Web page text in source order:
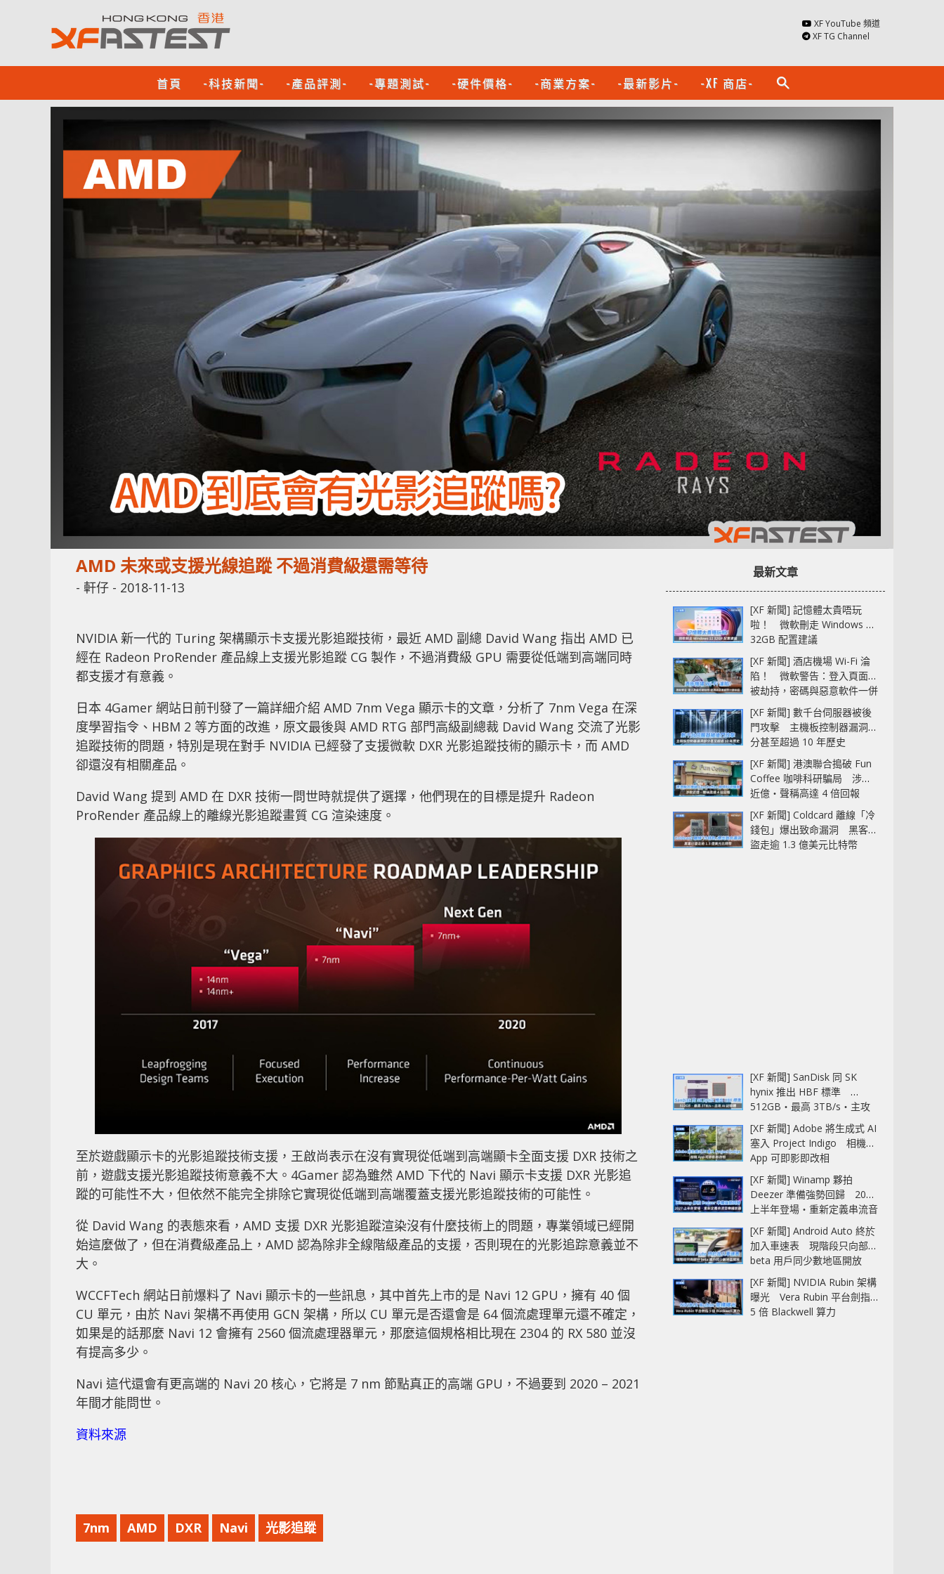
XF YouTube 頻道
XF TG Channel
首頁 -科技新聞- -產品評測- -專題測試- -硬件價格- -商業方案- -最新影片- -XF 商店- search
AMD 未來或支援光線追蹤 不過消費級還需等待
- 軒仔 - 2018-11-13
NVIDIA 新一代的 Turing 架構顯示卡支援光影追蹤技術，最近 AMD 副總 David Wang 指出 AMD 已
經在 Radeon ProRender 產品線上支援光影追蹤 CG 製作，不過消費級 GPU 需要從低端到高端同時
都支援才有意義。
日本 4Gamer 網站日前刊發了一篇詳細介紹 AMD 7nm Vega 顯示卡的文章，分析了 7nm Vega 在深
度學習指令、HBM 2 等方面的改進，原文最後與 AMD RTG 部門高級副總裁 David Wang 交流了光影
追蹤技術的問題，特別是現在對手 NVIDIA 已經發了支援微軟 DXR 光影追蹤技術的顯示卡，而 AMD
卻還沒有相關產品。
David Wang 提到 AMD 在 DXR 技術一問世時就提供了選擇，他們現在的目標是提升 Radeon
ProRender 產品線上的離線光影追蹤畫質 CG 渲染速度。
至於遊戲顯示卡的光影追蹤技術支援，王啟尚表示在沒有實現從低端到高端顯卡全面支援 DXR 技術之
前，遊戲支援光影追蹤技術意義不大。4Gamer 認為雖然 AMD 下代的 Navi 顯示卡支援 DXR 光影追
蹤的可能性不大，但依然不能完全排除它實現從低端到高端覆蓋支援光影追蹤技術的可能性。
從 David Wang 的表態來看，AMD 支援 DXR 光影追蹤渲染沒有什麼技術上的問題，專業領域已經開
始這麼做了，但在消費級產品上，AMD 認為除非全線階級產品的支援，否則現在的光影追踪意義並不
大。
WCCFTech 網站日前爆料了 Navi 顯示卡的一些訊息，其中首先上市的是 Navi 12 GPU，擁有 40 個
CU 單元，由於 Navi 架構不再使用 GCN 架構，所以 CU 單元是否還會是 64 個流處理單元還不確定，
如果是的話那麼 Navi 12 會擁有 2560 個流處理器單元，那麼這個規格相比現在 2304 的 RX 580 並沒
有提高多少。
Navi 這代還會有更高端的 Navi 20 核心，它將是 7 nm 節點真正的高端 GPU，不過要到 2020 – 2021
年間才能問世。
資料來源
7nm AMD DXR Navi 光影追蹤
最新文章
[XF 新聞] 記憶體太貴唔玩
啦！ 微軟刪走 Windows 11
32GB 配置建議
[XF 新聞] 酒店機場 Wi-Fi 淪
陷！ 微軟警告：登入頁面可
被劫持，密碼與惡意軟件一併
中招
[XF 新聞] 數千台伺服器被後
門攻擊 主機板控制器漏洞部
分甚至超過 10 年歷史
[XF 新聞] 港澳聯合搗破 Fun
Coffee 咖啡科研騙局 涉款
近億‧聲稱高達 4 倍回報
[XF 新聞] Coldcard 離線「冷
錢包」爆出致命漏洞 黑客已
盜走逾 1.3 億美元比特幣
[XF 新聞] SanDisk 同 SK
hynix 推出 HBF 標準
512GB‧最高 3TB/s‧主攻
AI 記憶體
[XF 新聞] Adobe 將生成式 AI
塞入 Project Indigo 相機
App 可即影即改相
[XF 新聞] Winamp 夥拍
Deezer 準備強勢回歸 2027
上半年登場‧重新定義串流音
樂播放器
[XF 新聞] Android Auto 終於
加入車速表 現階段只向部分
beta 用戶同少數地區開放
[XF 新聞] NVIDIA Rubin 架構
曝光 Vera Rubin 平台劍指
5 倍 Blackwell 算力